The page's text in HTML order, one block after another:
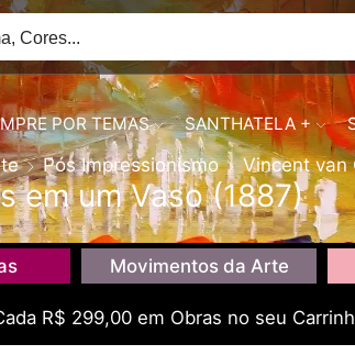
POR TEMAS SANTHATELA +
Pós Impressionismo Vincent van
em um Vaso (1887)
Movimentos da Arte
R$ 299,00 em Obras no seu